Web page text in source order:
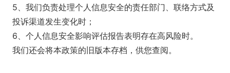
5、我们负责处理个人信息安全的责任部门、联络方式及
投诉渠道发生变化时；
6、个人信息安全影响评估报告表明存在高风险时。
我们还会将本政策的旧版本存档，供您查阅。